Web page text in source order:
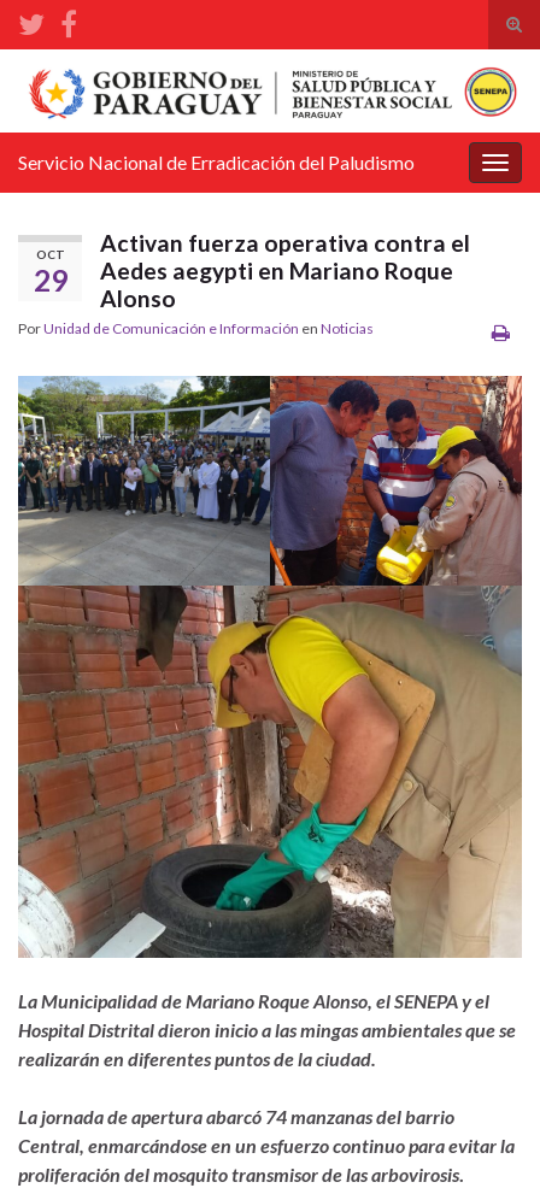
el
de
Search for:
la
Servicio Nacional de Erradicación del Paludismo
OCT
29
Activan fuerza operativa contra el
Aedes aegypti en Mariano Roque
Alonso
PorUnidad de Comunicación e Información en Noticias
La Municipalidad de Mariano Roque Alonso, el SENEPA y el
Hospital Distrital dieron inicio a las mingas ambientales que se
realizarán en diferentes puntos de la ciudad.
La jornada de apertura abarcó 74 manzanas del barrio
Central, enmarcándose en un esfuerzo continuo para evitar la
proliferación del mosquito transmisor de las arbovirosis.